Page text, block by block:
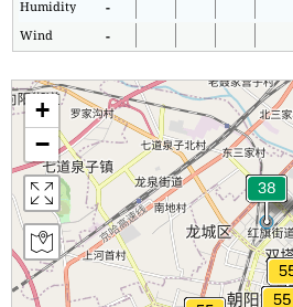
Humidity
-
Wind
-
+
−